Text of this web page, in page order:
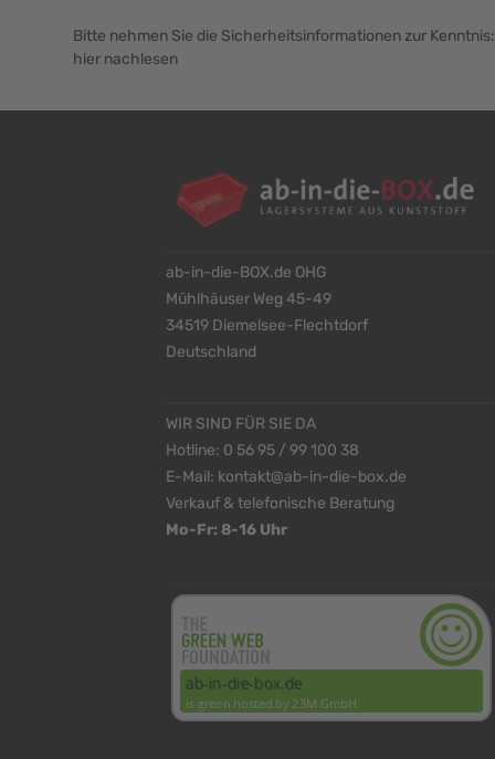
Bitte nehmen Sie die Sicherheitsinformationen zur Kenntnis:
hier nachlesen
ab-in-die-BOX.de OHG
Mühlhäuser Weg 45-49
34519 Diemelsee-Flechtdorf
Deutschland
WIR SIND FÜR SIE DA
Hotline: 0 56 95 / 99 100 38
E-Mail: kontakt@ab-in-die-box.de
Verkauf & telefonische Beratung
Mo-Fr: 8-16 Uhr